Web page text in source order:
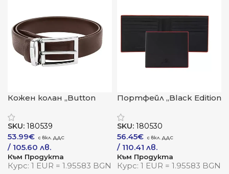
Кожен колан „Button
SKU: 180539
53.99€
/ 105.60 лв.
Към Продукта
Курс: 1 EUR = 1.95583 BGN
Портфейл „Black Edition
SKU: 180530
56.45€
/ 110.41 лв.
Към Продукта
Курс: 1 EUR = 1.95583 BGN